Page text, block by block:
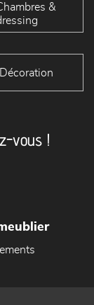
&
Décoration
vous !